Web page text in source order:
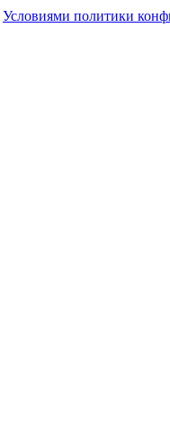
Условиями политики